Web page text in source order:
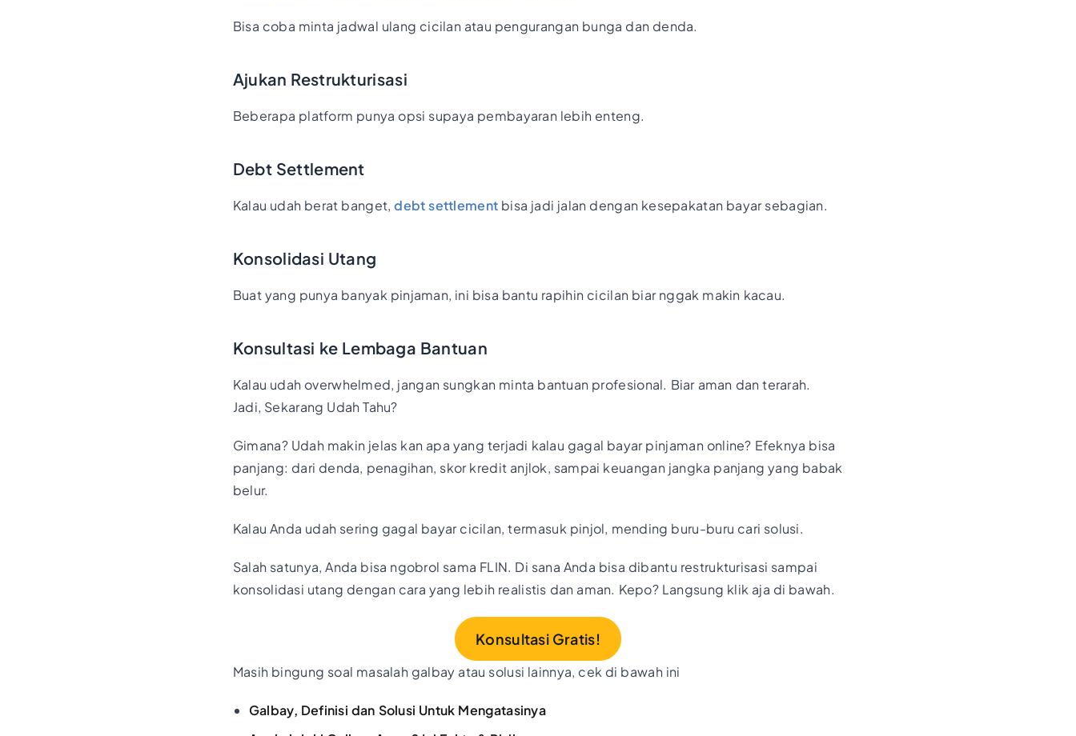
Bisa coba minta jadwal ulang cicilan atau pengurangan bunga dan denda.
Ajukan Restrukturisasi
Beberapa platform punya opsi supaya pembayaran lebih enteng.
Debt Settlement
Kalau udah berat banget,debt settlement bisa jadi jalan dengan kesepakatan bayar sebagian.
Konsolidasi Utang
Buat yang punya banyak pinjaman, ini bisa bantu rapihin cicilan biar nggak makin kacau.
Konsultasi ke Lembaga Bantuan
Kalau udah overwhelmed, jangan sungkan minta bantuan profesional. Biar aman dan terarah.
Jadi, Sekarang Udah Tahu?
Gimana? Udah makin jelas kan apa yang terjadi kalau gagal bayar pinjaman online? Efeknya bisa
panjang: dari denda, penagihan, skor kredit anjlok, sampai keuangan jangka panjang yang babak
belur.
Kalau Anda udah sering gagal bayar cicilan, termasuk pinjol, mending buru-buru cari solusi.
Salah satunya, Anda bisa ngobrol sama FLIN. Di sana Anda bisa dibantu restrukturisasi sampai
konsolidasi utang dengan cara yang lebih realistis dan aman. Kepo? Langsung klik aja di bawah.
Konsultasi Gratis!
Masih bingung soal masalah galbay atau solusi lainnya, cek di bawah ini
Galbay, Definisi dan Solusi Untuk Mengatasinya